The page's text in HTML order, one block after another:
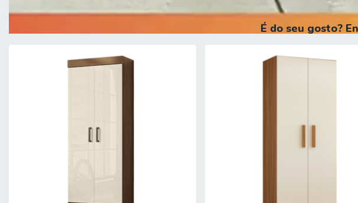
SISTEMA DE MONTAGEM: Parafusos e cavilhas
INSTRUÇÕES E CUIDADOS: Limpar com pano seco, manter em lugar livre de umidade,
no piso térreo e é de responsabilidade do cliente a locomoção da mercadoria até seu
Confira as dimensões do produto e certifique-se de que estão adequadas aos
É do seu gosto?